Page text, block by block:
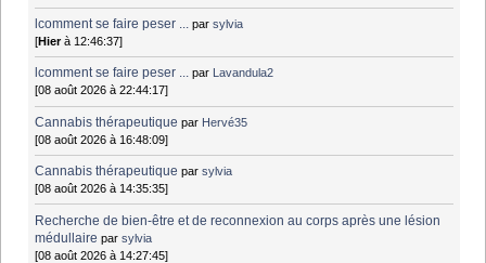
lcomment se faire peser ... parsylvia
[Hierà 12:46:37]
lcomment se faire peser ... par
Lavandula2
[08 août 2026 à 22:44:17]
Cannabis thérapeutique par Hervé35
[08 août 2026 à 16:48:09]
Cannabis thérapeutique parsylvia
[08 août 2026 à 14:35:35]
Recherche de bien-être et de reconnexion au corps après une lésion
médullaire parsylvia
[08 août 2026 à 14:27:45]